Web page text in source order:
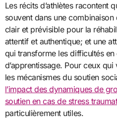
Les récits d’athlètes racontent
souvent dans une
clair et prévisible pour la
attentif et authentique; et une
qui transforme les difficultés
d’apprentissage. Pour ceux
les mécanismes du soutien
l’impact des dynamiques de
soutien en cas de stress
particulièrement utiles.